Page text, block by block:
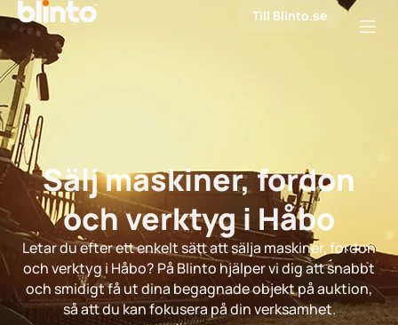
Till Blinto.se
Sälj maskiner, fordon
och verktyg i Håbo
Letar du efter ett enkelt sätt att sälja maskiner, fordon
och verktyg i Håbo? På Blinto hjälper vi dig att snabbt
och smidigt få ut dina begagnade objekt på auktion,
så att du kan fokusera på din verksamhet.